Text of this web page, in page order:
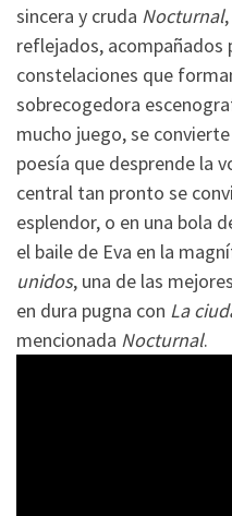
sincera y cruda Nocturnal
reflejados, acompañados
constelaciones que
sobrecogedora
mucho juego, se
poesía que desprende la
central tan pronto se
esplendor, o en una bola
el baile de Eva en la
unidos, una de las
en dura pugna con La
mencionada Nocturnal.